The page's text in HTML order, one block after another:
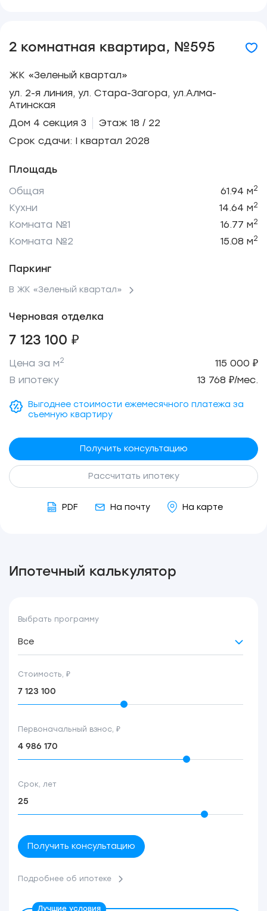
2 комнатная квартира, №595
ЖК «Зеленый квартал»
ул. 2-я линия, ул. Стара-Загора, ул.Алма-
Атинская
Дом 4 секция 3
Этаж 18 / 22
Срок сдачи: I квартал 2028
Площадь
Общая
61.94 м2
Кухни 14.64 м2
Комната №1 16.77 м2
Комната №2 15.08 м2
Паркинг
В ЖК «Зеленый квартал»
Черновая отделка
7 123 100 ₽
Цена за м2
115 000 ₽
В ипотеку
13 768 ₽/мес.
Выгоднее стоимости ежемесячного платежа за
съемную квартиру
Получить консультацию
Рассчитать ипотеку
PDF На почту На карте
Ипотечный калькулятор
Выбрать программу
Все
Стоимость, ₽
Первоначальный взнос, ₽
Срок, лет
Получить консультацию
Подробнее об ипотеке